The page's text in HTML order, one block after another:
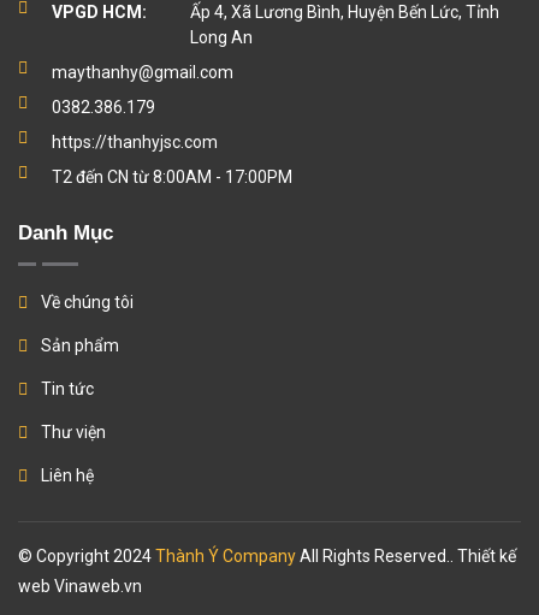
VPGD HCM:
Ấp 4, Xã Lương Bình, Huyện Bến Lức, Tỉnh
Long An
maythanhy@gmail.com
0382.386.179
https://thanhyjsc.com
T2 đến CN từ 8:00AM - 17:00PM
Danh Mục
Về chúng tôi
Sản phẩm
Tin tức
Thư viện
Liên hệ
© Copyright 2024Thành Ý CompanyAll Rights Reserved.. Thiết kế
web Vinaweb.vn